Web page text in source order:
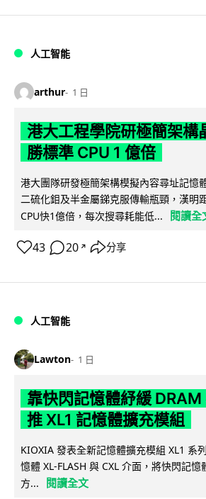
人工智能
arthur 1 日
港大工程學院研極簡架構
勝標準 CPU 1 億倍
港大團隊研發極簡架構模擬內容尋址記憶
二硫化鉬及半金屬銻克服傳輸瓶頸，漢明
CPU快1億倍，每次搜尋耗能低...
閱讀全
43 20 ↗ 分享
人工智能
Lawton 1 日
靠快閃記憶體紓緩
推 XL1 記憶體擴充模組
KIOXIA 發表全新記憶體擴充模組 XL1 系
憶體 XL-FLASH 與 CXL 介面，將快閃記
方...
閱讀全文